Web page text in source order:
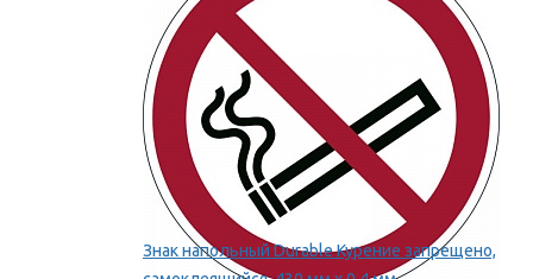
Знак напольный Durable Курение запрещено,